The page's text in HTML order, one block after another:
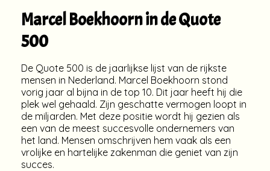
Marcel Boekhoorn in de Quote
500
De Quote 500 is de jaarlijkse lijst van de rijkste
mensen in Nederland. Marcel Boekhoorn stond
vorig jaar al bijna in de top 10. Dit jaar heeft hij die
plek wel gehaald. Zijn geschatte vermogen loopt in
de miljarden. Met deze positie wordt hij gezien als
een van de meest succesvolle ondernemers van
het land. Mensen omschrijven hem vaak als een
vrolijke en hartelijke zakenman die geniet van zijn
succes.